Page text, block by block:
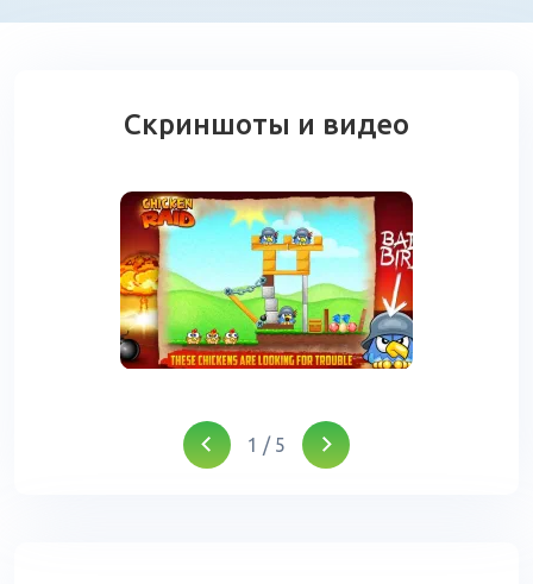
Скриншоты и видео
1 / 5